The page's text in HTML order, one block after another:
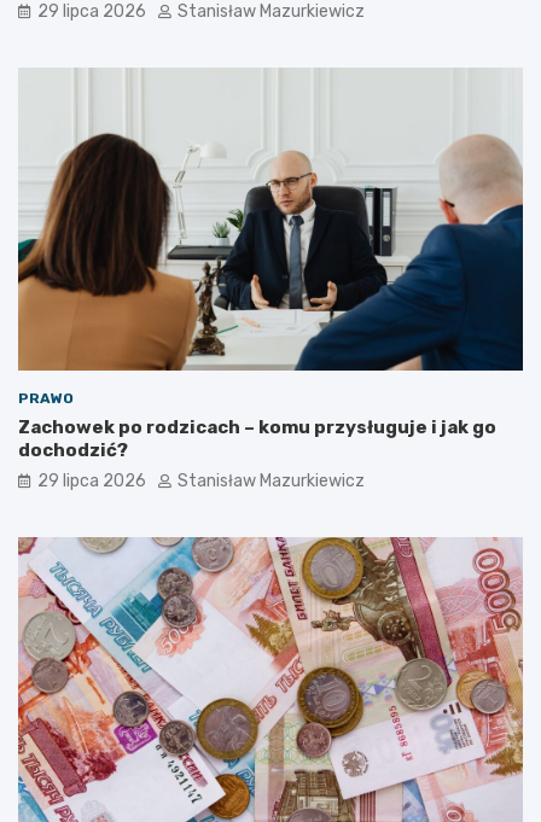
29 lipca 2026 Stanisław Mazurkiewicz
PRAWO
Zachowek po rodzicach – komu przysługuje i jak go
dochodzić?
29 lipca 2026 Stanisław Mazurkiewicz